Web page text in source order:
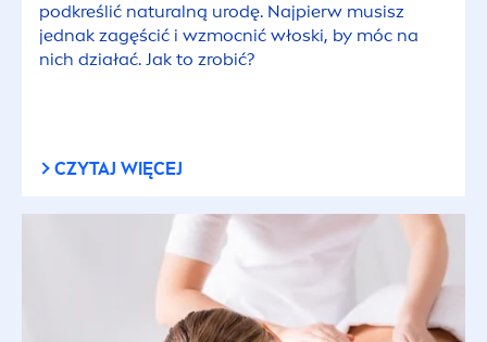
podkreślić naturalną urodę. Najpierw musisz
jednak zagęścić i wzmocnić włoski, by móc na
nich działać. Jak to zrobić?
CZYTAJ WIĘCEJ